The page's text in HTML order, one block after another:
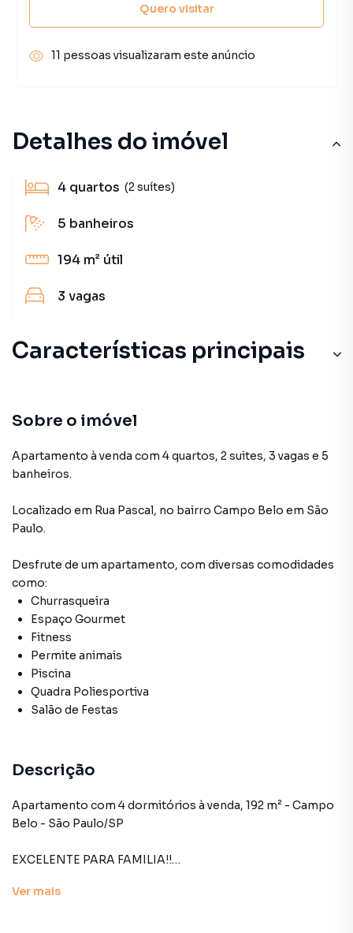
Detalhes do imóvel
4 quartos (2 suítes)
5 banheiros
194 m² útil
3 vagas
Características principais
Sobre o imóvel
Apartamento à venda com 4 quartos, 2 suites, 3 vagas e 5
banheiros.
Localizado em Rua Pascal, no bairro Campo Belo em São
Paulo.
Desfrute de um apartamento, com diversas comodidades
como:
Churrasqueira
Espaço Gourmet
Fitness
Permite animais
Piscina
Quadra Poliesportiva
Salão de Festas
Descrição
Apartamento com 4 dormitórios à venda, 192 m² - Campo
Belo - São Paulo/SP
EXCELENTE PARA FAMILIA!!
Rua tranquila arborizada, (Face Norte) sol da manhã,
Ver mais
Quero visitar
11 pessoas visualizaram este anúncio